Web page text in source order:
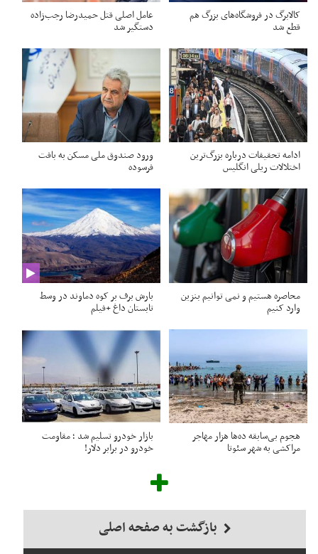
کالابرگ در فروشگاه‌های بزرگ هم
قطع شد
عامل اصلی قتل حمیدرضا رجب‌زاده
دستگیر شد
ادامه تحقیقات درباره بزرگ‌ترین
اختلالات ریلی انگلیس
ورود صندوق ملی مسکن به بافت
فرسوده
محاصره هستیم و نمی توانیم بنزین
وارد کنیم
بارش برف بر کوه دماوند در وسط
تابستان داغ +فیلم
هجوم بی‌سابقه ده‌ها هزار مهاجر
مراکشی به شهر سئوتا
بازار خودرو تسلیم شد ؛ مقاومت
خودرو در برابر دلار!
بازگشت به صفحه اصلی